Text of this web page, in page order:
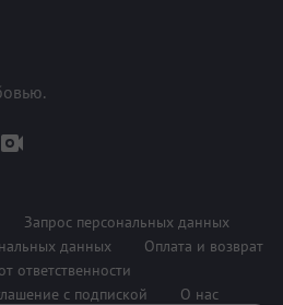
Запрос персональных данных
данных
Оплата и возврат
ответственности
с подпиской О нас